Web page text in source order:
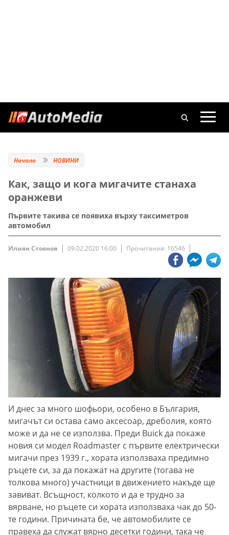
Начало НОВИНИ
Как, защо и кога мигачите станаха
оранжеви
Първите такива се появиха върху таксиметров
автомобил
Илиян Стоянов 09.02.2020 16:00 Прочитания: 16546
И днес за много шофьори, особено в България,
мигачът си остава само аксесоар, дреболия, която
може и да не се използва. Преди Buick да покаже
новия си модел Roadmaster с първите електрически
мигачи през 1939 г., хората използваха предимно
ръцете си, за да покажат на другите (тогава не
толкова много) участници в движението накъде ще
завиват. Всъщност, колкото и да е трудно за
вярване, но ръцете си хората използваха чак до 50-
те години. Причината бе, че автомобилите се
правеха да служат вярно десетки години, така че